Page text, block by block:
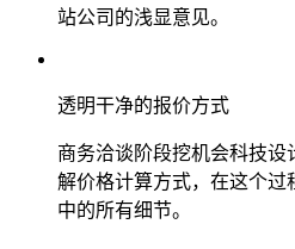
站公司的浅显意见。
透明干净的报价方式
商务洽谈阶段挖机会科技
解价格计算方式，在这个
中的所有细节。